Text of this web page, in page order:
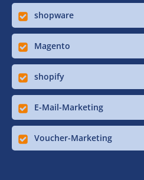
shopware
Magento
shopify
E-Mail-Marketing
Voucher-Marketing